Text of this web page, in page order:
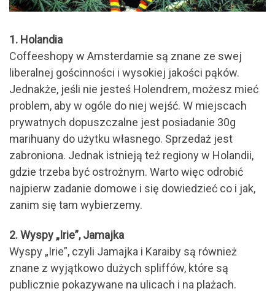
1. Holandia
Coffeeshopy w Amsterdamie są znane ze swej
liberalnej gościnności i wysokiej jakości pąków.
Jednakże, jeśli nie jesteś Holendrem, możesz mieć
problem, aby w ogóle do niej wejść. W miejscach
prywatnych dopuszczalne jest posiadanie 30g
marihuany do użytku własnego. Sprzedaż jest
zabroniona. Jednak istnieją też regiony w Holandii,
gdzie trzeba być ostrożnym. Warto więc odrobić
najpierw zadanie domowe i się dowiedzieć co i jak,
zanim się tam wybierzemy.
2. Wyspy „Irie”, Jamajka
Wyspy „Irie”, czyli Jamajka i Karaiby są również
znane z wyjątkowo dużych spliffów, które są
publicznie pokazywane na ulicach i na plażach.